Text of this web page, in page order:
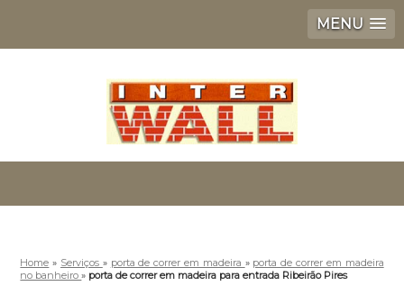
MENU
Home » Serviços » porta de correr em madeira » porta de correr em madeira
no banheiro» porta de correr em madeira para entrada Ribeirão Pires